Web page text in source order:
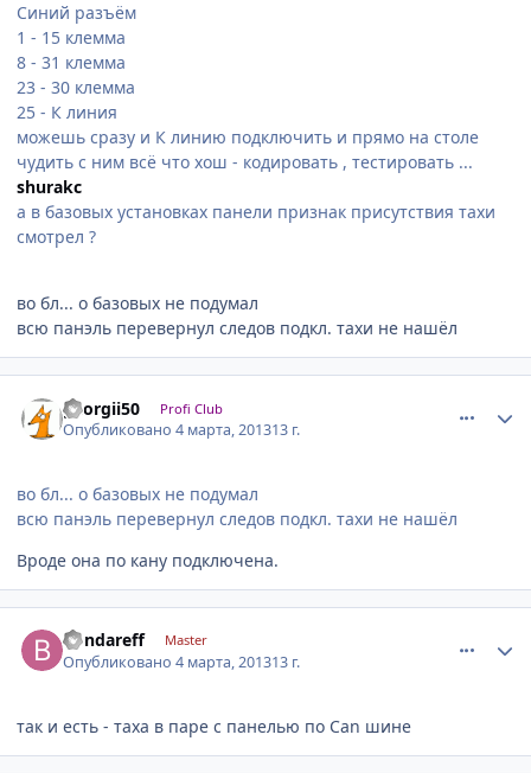
Синий разъём
1 - 15 клемма
8 - 31 клемма
23 - 30 клемма
25 - К линия
можешь сразу и К линию подключить и прямо на столе
чудить с ним всё что хош - кодировать , тестировать ...
shurakc
а в базовых установках панели признак присутствия тахи
смотрел ?
во бл... о базовых не подумал
всю панэль перевернул следов подкл. тахи не нашёл
georgii50 Profi Club
Опубликовано4 марта, 201313 г.
во бл... о базовых не подумал
всю панэль перевернул следов подкл. тахи не нашёл
Вроде она по кану подключена.
Bondareff Master
Опубликовано4 марта, 201313 г.
так и есть - таха в паре с панелью по Сan шине